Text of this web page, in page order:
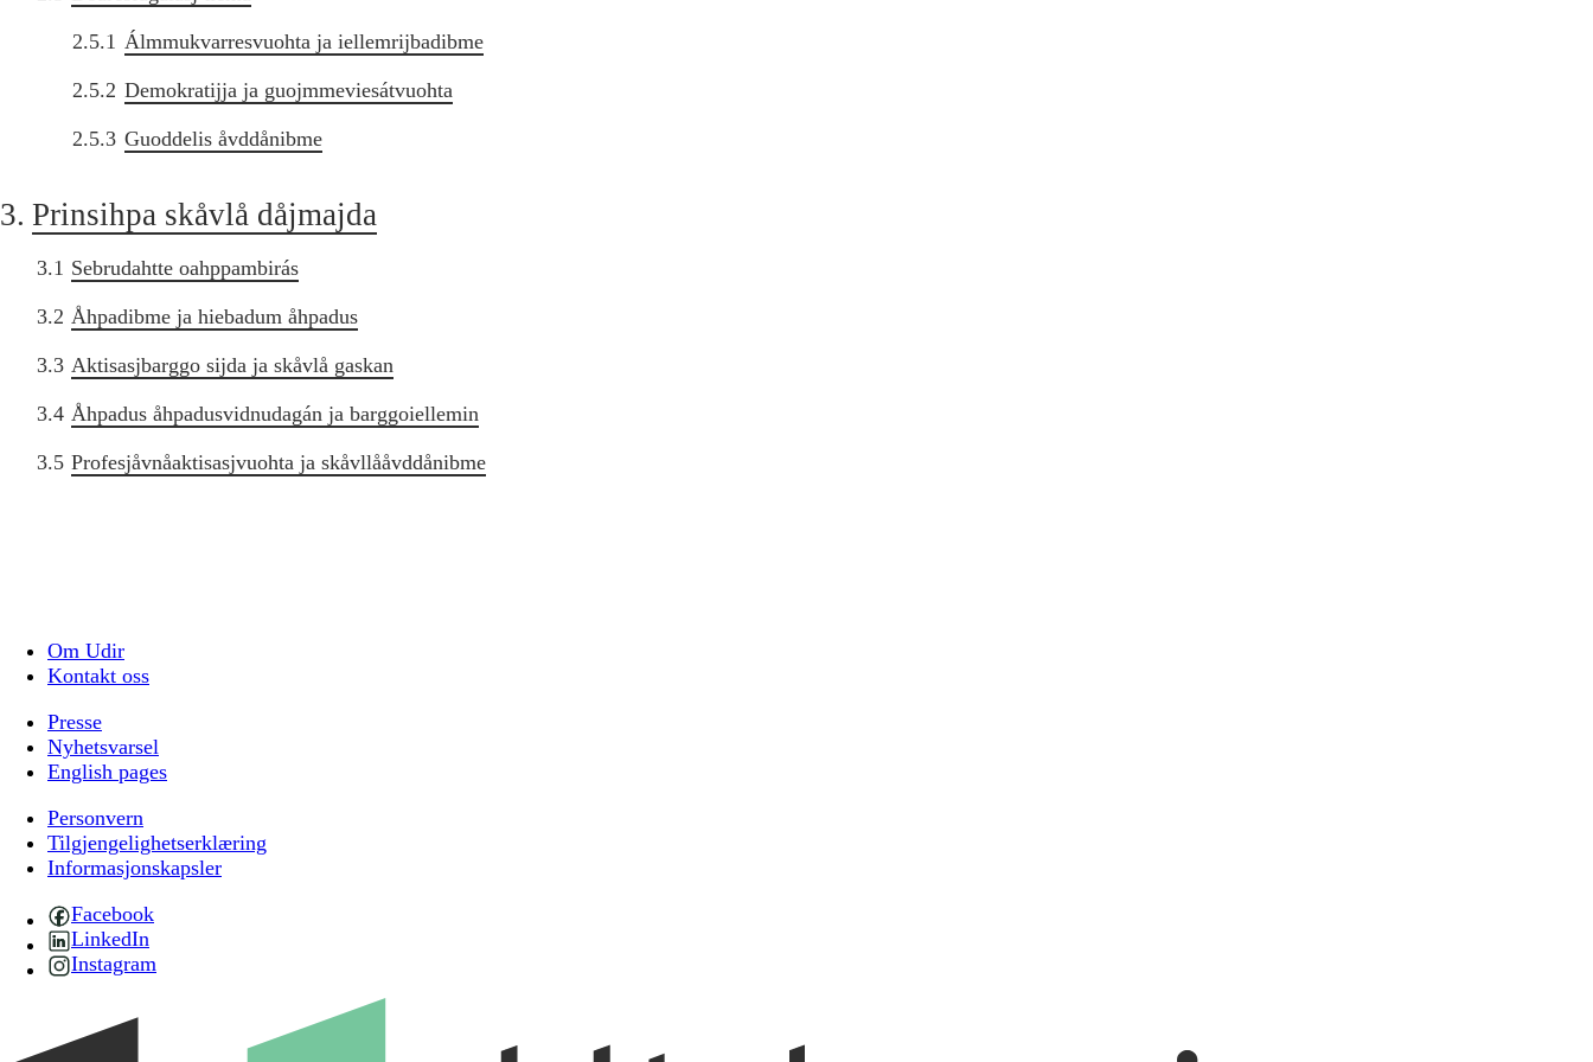
2.5.1 Álmmukvarresvuohta ja iellemrijbadibme
2.5.2 Demokratijja ja guojmmeviesátvuohta
2.5.3 Guoddelis åvddånibme
3. Prinsihpa skåvlå dåjmajda
3.1 Sebrudahtte oahppambirás
3.2 Åhpadibme ja hiebadum åhpadus
3.3 Aktisasjbarggo sijda ja skåvlå gaskan
3.4 Åhpadus åhpadusvidnudagán ja barggoiellemin
3.5 Profesjåvnåaktisasjvuohta ja skåvllååvddånibme
Om Udir
Kontakt oss
Presse
Nyhetsvarsel
English pages
Personvern
Tilgjengelighetserklæring
Informasjonskapsler
Facebook
LinkedIn
Instagram